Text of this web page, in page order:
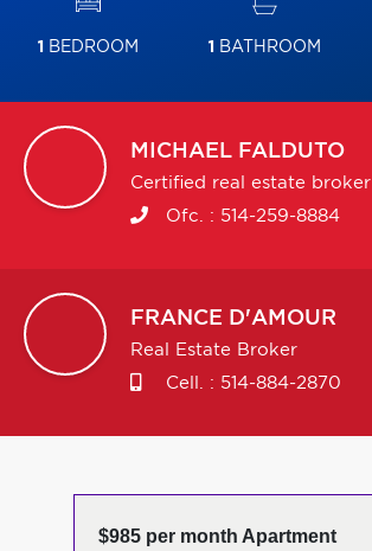
1 BEDROOM 1 BATHROOM
MICHAEL FALDUTO
Certified real estate broker
Ofc. : 514-259-8884
FRANCE D'AMOUR
Real Estate Broker
Cell. : 514-884-2870
$985 per month Apartment